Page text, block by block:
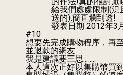
給我們處處限制(
送的).簡直爛到透!
發表日期 2012年3
#10
想要先完成購物程序，再
並退款的網友
我是建議要三思........
本人這次正好以集購幣買